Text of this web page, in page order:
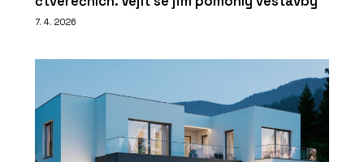
7. 4. 2026